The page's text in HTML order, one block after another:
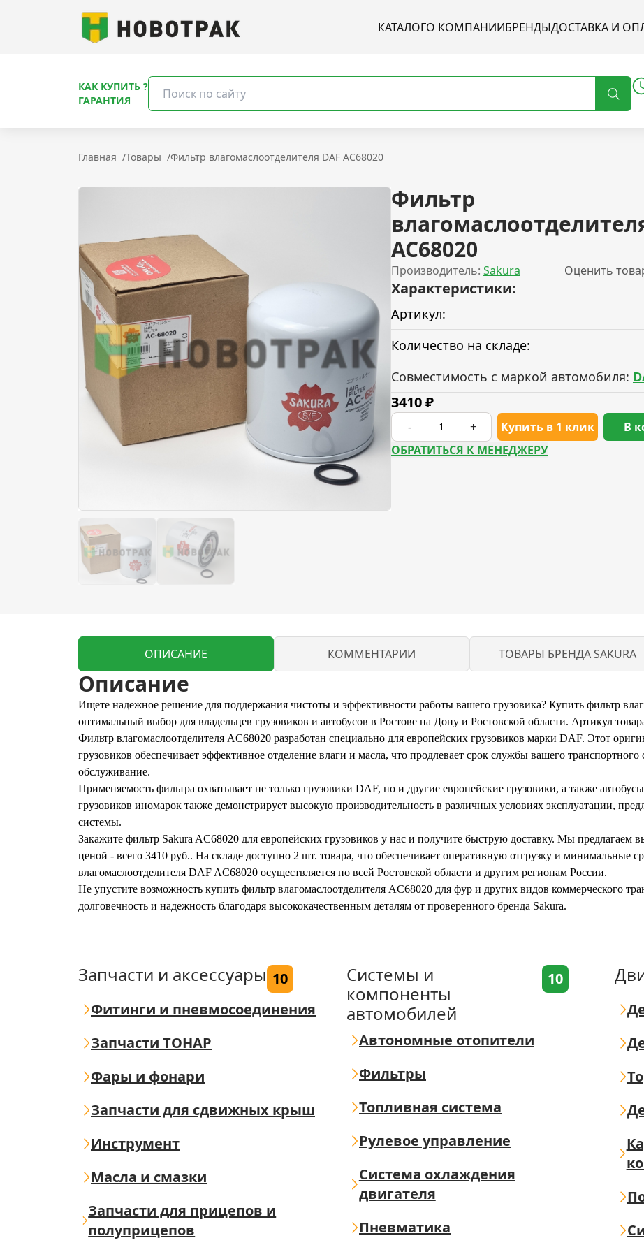
КАТАЛОГО КОМПАНИИБРЕНДЫДОСТАВКА И
КАК КУПИТЬ ?
ГАРАНТИЯ
Главная /Товары /Фильтр влагомаслоотделителя DAF AC68020
Фильтр
AC68020
Производитель: Sakura Оценить
Характеристики:
Артикул:
Количество на складе:
Совместимость с маркой автомобиля:
3410₽
- + Купить в 1 клик
В
ОБРАТИТЬСЯ К МЕНЕДЖЕРУ
ОПИСАНИЕ КОММЕНТАРИИ ТОВАРЫ БРЕНДА SAKURA
Описание
Ищете надежное решение для поддержания чистоты и эффективности работы вашего грузовика? Купить фильтр
оптимальный выбор для владельцев грузовиков и автобусов в Ростове на Дону и Ростовской области. Артикул
Фильтр влагомаслоотделителя AC68020 разработан специально для европейских грузовиков марки DAF. Этот
грузовиков обеспечивает эффективное отделение влаги и масла, что продлевает срок службы вашего транспортного
обслуживание.
Применяемость фильтра охватывает не только грузовики DAF, но и другие европейские грузовики, а также
грузовиков иномарок также демонстрирует высокую производительность в различных условиях эксплуатации,
системы.
Закажите фильтр Sakura AC68020 для европейских грузовиков у нас и получите быструю доставку. Мы предлагаем
ценой - всего 3410 руб.. На складе доступно 2 шт. товара, что обеспечивает оперативную отгрузку и минимальные
влагомаслоотделителя DAF AC68020 осуществляется по всей Ростовской области и другим регионам России.
Не упустите возможность купить фильтр влагомаслоотделителя AC68020 для фур и других видов коммерческого
долговечность и надежность благодаря высококачественным деталям от проверенного бренда Sakura.
Запчасти и аксессуары 10
Фитинги и пневмосоединения
Запчасти ТОНАР
Фары и фонари
Запчасти для сдвижных крыш
Инструмент
Масла и смазки
Запчасти для прицепов и
полуприцепов
Системы и
компоненты
автомобилей
10
Автономные отопители
Фильтры
Топливная система
Рулевое управление
Система охлаждения
двигателя
Пневматика